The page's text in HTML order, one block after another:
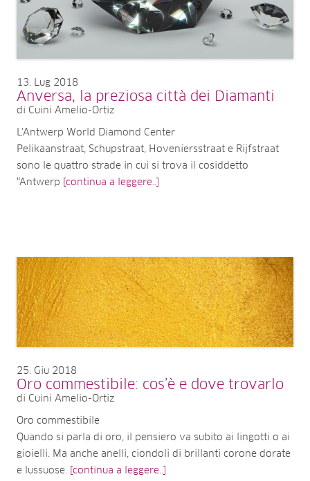
13 Lug 2018
Anversa, la preziosa città dei Diamanti
di Cuini Amelio-Ortiz
L'Antwerp World Diamond Center
Pelikaanstraat, Schupstraat, Hoveniersstraat e Rijfstraat
sono le quattro strade in cui si trova il cosiddetto
“Antwerp
[continua a leggere..]
25 Giu 2018
Oro commestibile: cos’è e dove trovarlo
di Cuini Amelio-Ortiz
Oro commestibile
Quando si parla di oro, il pensiero va subito ai lingotti o ai
gioielli. Ma anche anelli, ciondoli di brillanti corone dorate
e lussuose. [continua a leggere..]